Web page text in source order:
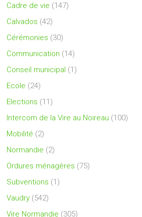
Cadre de vie (147)
Calvados (42)
Cérémonies (30)
Communication (14)
Conseil municipal (1)
Ecole (24)
Elections (11)
Intercom de la Vire au Noireau (100)
Mobilité (2)
Normandie (2)
Ordures ménagères (75)
Subventions (1)
Vaudry (542)
Vire Normandie (305)